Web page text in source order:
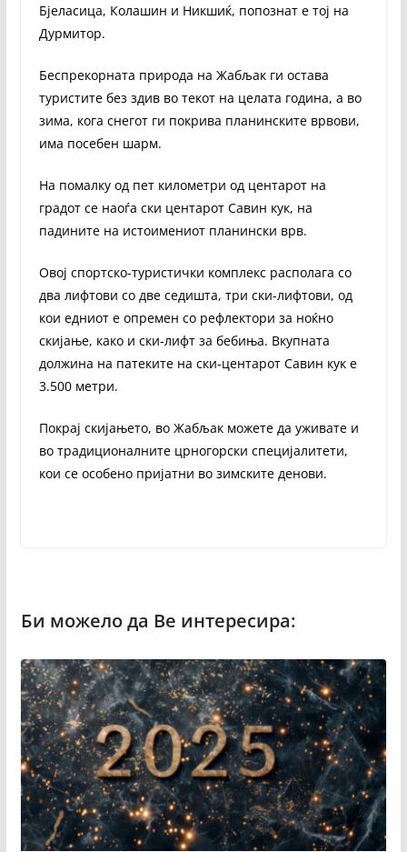
Бјеласица, Колашин и Никшиќ, попознат е тој на
Дурмитор.
Беспрекорната природа на Жабљак ги остава
туристите без здив во текот на целата година, а во
зима, кога снегот ги покрива планинските врвови,
има посебен шарм.
На помалку од пет километри од центарот на
градот се наоѓа ски центарот Савин кук, на
падините на истоимениот планински врв.
Овој спортско-туристички комплекс располага со
два лифтови со две седишта, три ски-лифтови, од
кои едниот е опремен со рефлектори за ноќно
скијање, како и ски-лифт за бебиња. Вкупната
должина на патеките на ски-центарот Савин кук е
3.500 метри.
Покрај скијањето, во Жабљак можете да уживате и
во традиционалните црногорски специјалитети,
кои се особено пријатни во зимските денови.